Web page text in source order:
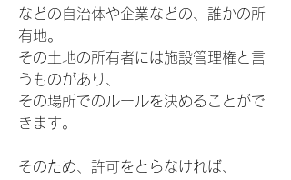
などの自治体や企業などの、誰かの所
有地。
その土地の所有者には施設管理権と言
うものがあり、
その場所でのルールを決めることがで
きます。
そのため、許可をとらなければ、